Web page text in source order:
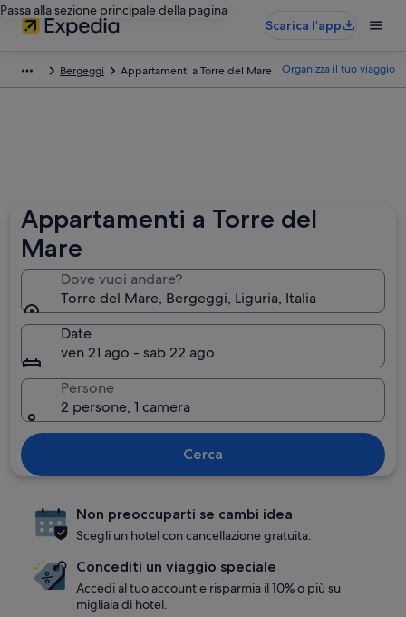
Passa alla sezione principale della pagina
Scarica l’app
Bergeggi Appartamenti a Torre del Mare Organizza il tuo viaggio
Appartamenti a Torre del
Mare
Dove vuoi andare?
Torre del Mare, Bergeggi, Liguria, Italia
Date
ven 21 ago - sab 22 ago
Persone
2 persone, 1 camera
Cerca
Non preoccuparti se cambi idea
Scegli un hotel con cancellazione gratuita.
Concediti un viaggio speciale
Accedi al tuo account e risparmia il 10% o più su
migliaia di hotel.